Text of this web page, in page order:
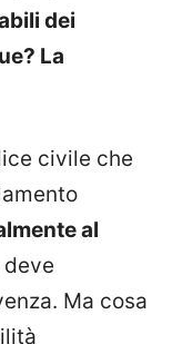
dei
La
civile che
al
deve
Ma cosa